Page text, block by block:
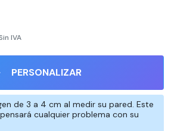
Sin IVA
PERSONALIZAR
de 3 a 4 cm al medir su pared. Este
cualquier problema con su